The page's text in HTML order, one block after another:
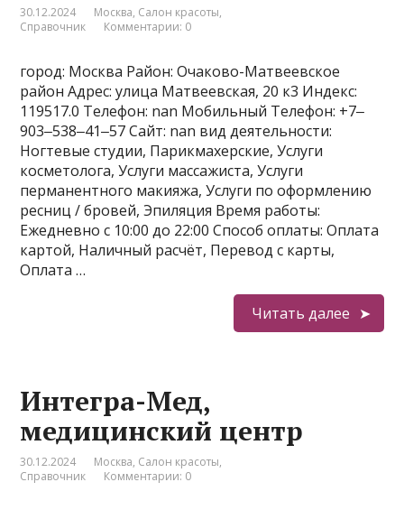
30.12.2024 Москва, Салон красоты,
Справочник
Комментарии: 0
город: Москва Район: Очаково-Матвеевское
район Адрес: улица Матвеевская, 20 к3 Индекс:
119517.0 Телефон: nan Мобильный Телефон: +7‒
903‒538‒41‒57 Сайт: nan вид деятельности:
Ногтевые студии, Парикмахерские, Услуги
косметолога, Услуги массажиста, Услуги
перманентного макияжа, Услуги по оформлению
ресниц / бровей, Эпиляция Время работы:
Ежедневно с 10:00 до 22:00 Способ оплаты: Оплата
картой, Наличный расчёт, Перевод с карты,
Оплата …
Читать далее
Интегра-Мед,
медицинский центр
30.12.2024 Москва, Салон красоты,
Справочник
Комментарии: 0